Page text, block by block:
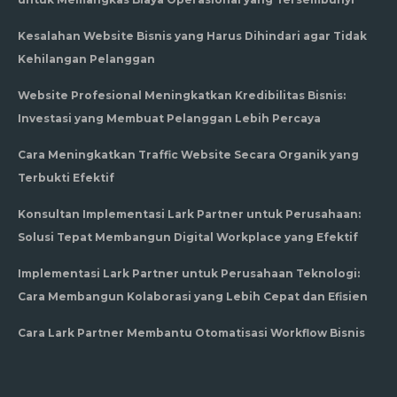
Kesalahan Website Bisnis yang Harus Dihindari agar Tidak
Kehilangan Pelanggan
Website Profesional Meningkatkan Kredibilitas Bisnis:
Investasi yang Membuat Pelanggan Lebih Percaya
Cara Meningkatkan Traffic Website Secara Organik yang
Terbukti Efektif
Konsultan Implementasi Lark Partner untuk Perusahaan:
Solusi Tepat Membangun Digital Workplace yang Efektif
Implementasi Lark Partner untuk Perusahaan Teknologi:
Cara Membangun Kolaborasi yang Lebih Cepat dan Efisien
Cara Lark Partner Membantu Otomatisasi Workflow Bisnis